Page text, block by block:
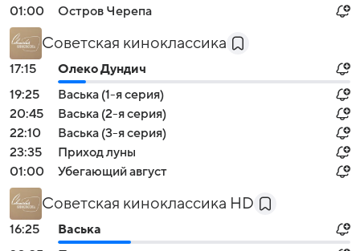
01:00
Остров Черепа
Советская киноклассика
17:15
Олеко Дундич
19:25
Васька (1-я серия)
20:45
Васька (2-я серия)
22:10
Васька (3-я серия)
23:35
Приход луны
01:00
Убегающий август
Советская киноклассика HD
16:25
Васька